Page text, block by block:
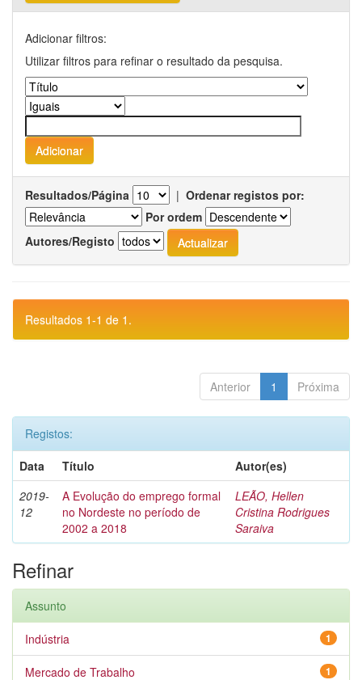
Adicionar filtros:
Utilizar filtros para refinar o resultado da pesquisa.
Resultados/Página | Ordenar registos por:
Por ordem
Autores/Registo
Resultados 1-1 de 1.
Anterior 1 Próxima
Registos:
Data
Título
Autor(es)
2019-
12
A Evolução do emprego formal
no Nordeste no período de
2002 a 2018
LEÃO, Hellen
Cristina Rodrigues
Saraiva
Refinar
Assunto
1
Indústria
1
Mercado de Trabalho